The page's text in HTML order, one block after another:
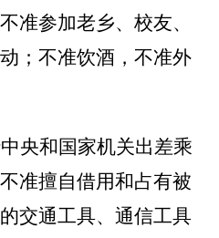
准参加老乡、校友、
；不准饮酒，不准外
央和国家机关出差乘
准擅自借用和占有被
交通工具、通信工具